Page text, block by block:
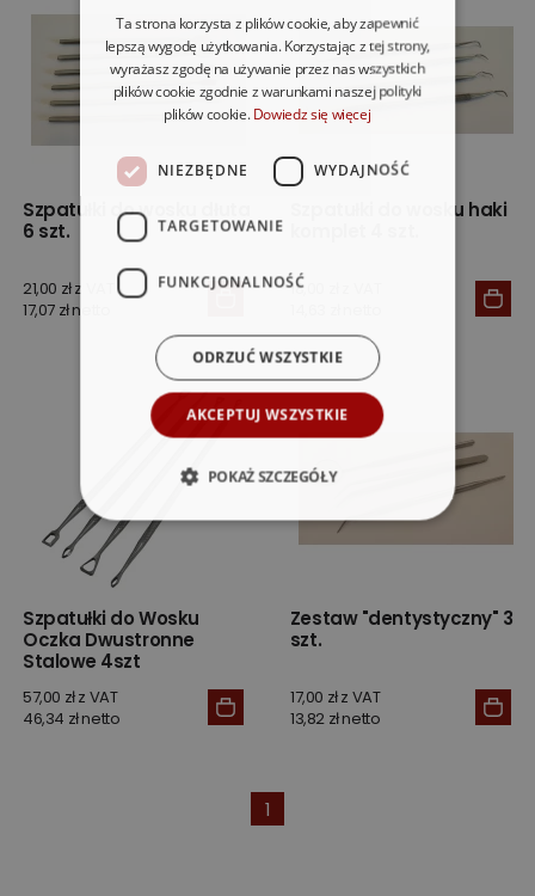
Szpatułki do wosku dłuta
6 szt.
21,00 zł z VAT
17,07 zł netto
Szpatułki do wosku haki
18,00 zł z VAT
Szpatułki do Wosku
Oczka Dwustronne
Stalowe 4szt
57,00 zł z VAT
46,34 zł netto
Zestaw "dentystyczny" 3
szt.
17,00 zł z VAT
13,82 zł netto
1
Ta strona korzysta z plików cookie, aby zapewnić
lepszą wygodę użytkowania. Korzystając z tej strony,
wyrażasz zgodę na używanie przez nas wszystkich
plików cookie zgodnie z warunkami naszej polityki
plików cookie. Dowiedz się więcej
NIEZBĘDNE WYDAJNOŚĆ
TARGETOWANIE
FUNKCJONALNOŚĆ
AKCEPTUJ WSZYSTKIE
ODRZUĆ WSZYSTKIE
POKAŻ SZCZEGÓŁY